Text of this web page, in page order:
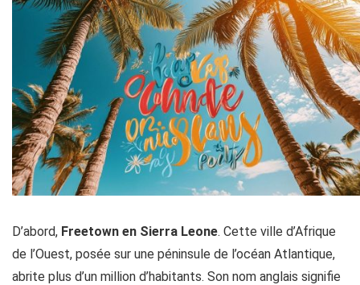
D’abord, Freetown en Sierra Leone. Cette ville d’Afrique
de l’Ouest, posée sur une péninsule de l’océan Atlantique,
abrite plus d’un million d’habitants. Son nom anglais signifie